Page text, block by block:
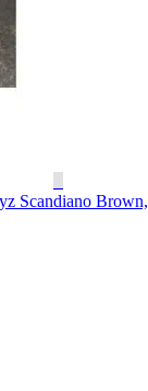
Scandiano Brown,